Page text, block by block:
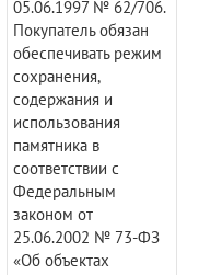
05.06.1997 № 62/706.
Покупатель обязан
обеспечивать режим
сохранения,
содержания и
использования
памятника в
соответствии с
Федеральным
законом от
25.06.2002 № 73-ФЗ
«Об объектах